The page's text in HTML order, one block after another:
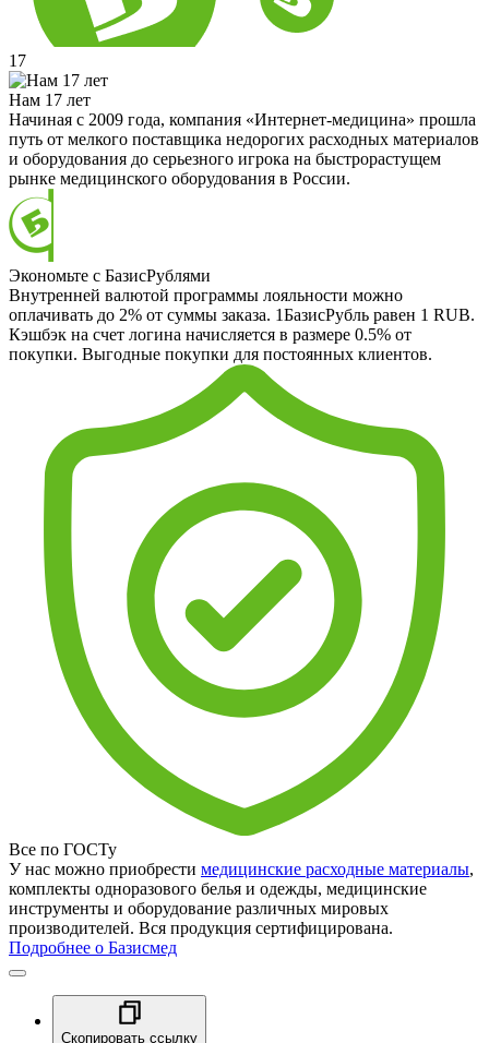
17
Нам 17 лет
Начиная с 2009 года, компания «Интернет-медицина» прошла
путь от мелкого поставщика недорогих расходных материалов
и оборудования до серьезного игрока на быстрорастущем
рынке медицинского оборудования в России.
Экономьте с БазисРублями
Внутренней валютой программы лояльности можно
оплачивать до 2% от суммы заказа. 1БазисРубль равен 1 RUB.
Кэшбэк на счет логина начисляется в размере 0.5% от
покупки. Выгодные покупки для постоянных клиентов.
Все по ГОСТу
У нас можно приобрести медицинские расходные материалы,
комплекты одноразового белья и одежды, медицинские
инструменты и оборудование различных мировых
производителей. Вся продукция сертифицирована.
Подробнее о Базисмед
Скопировать ссылку